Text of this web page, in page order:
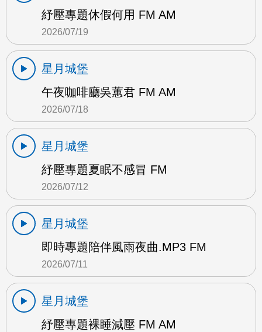
紓壓專題休假何用 FM AM
2026/07/19
星月城堡
午夜咖啡廳吳蕙君 FM AM
2026/07/18
星月城堡
紓壓專題夏眠不感冒 FM
2026/07/12
星月城堡
即時專題陪伴風雨夜曲.MP3 FM
2026/07/11
星月城堡
紓壓專題裸睡減壓 FM AM